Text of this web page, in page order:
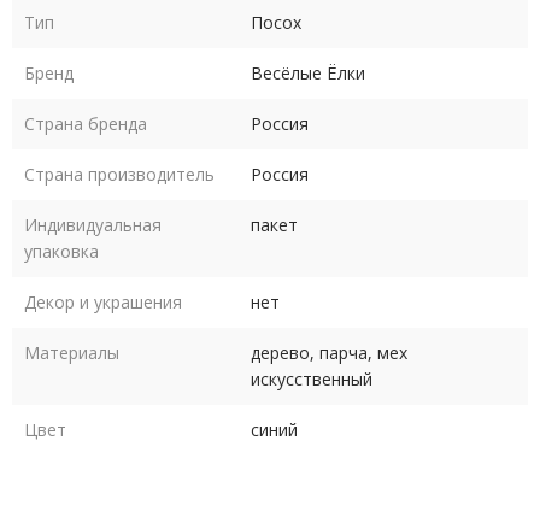
Тип Посох
Бренд Весёлые Ёлки
Страна бренда Россия
Страна производитель Россия
Индивидуальная
упаковка
пакет
Декор и украшения нет
Материалы
дерево, парча, мех
искусственный
Цвет синий